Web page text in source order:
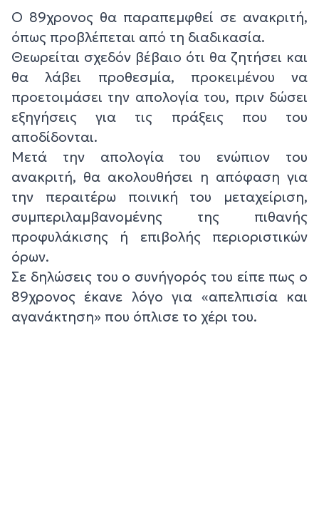
Ο 89χρονος θα παραπεμφθεί σε ανακριτή,
όπως προβλέπεται από τη διαδικασία.
Θεωρείται σχεδόν βέβαιο ότι θα ζητήσει και
θα λάβει προθεσμία, προκειμένου να
προετοιμάσει την απολογία του, πριν δώσει
εξηγήσεις για τις πράξεις που του
αποδίδονται.
Μετά την απολογία του ενώπιον του
ανακριτή, θα ακολουθήσει η απόφαση για
την περαιτέρω ποινική του μεταχείριση,
συμπεριλαμβανομένης της πιθανής
προφυλάκισης ή επιβολής περιοριστικών
όρων.
Σε δηλώσεις του ο συνήγορός του είπε πως ο
89χρονος έκανε λόγο για «απελπισία και
αγανάκτηση» που όπλισε το χέρι του.